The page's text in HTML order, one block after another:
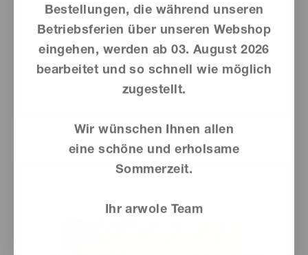
Dieses
Produkt
mehrere
auf.
Bestellungen, die während unseren
Betriebsferien über unseren Webshop
eingehen, werden ab03. August 2026
bearbeitet und so schnell wie möglich
zugestellt.
Wir wünschen Ihnen allen
eine schöne und erholsame
Sommerzeit.
Ihr arwole Team